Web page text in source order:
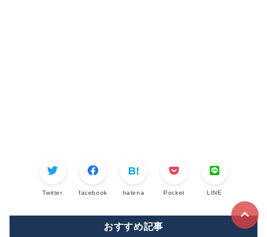
Twitter facebook hatena Pocket LINE
おすすめ記事